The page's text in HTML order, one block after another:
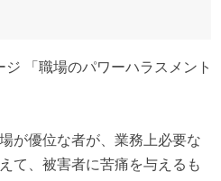
「職場のパワーハラスメント
が優位な者が、業務上必要な
て、被害者に苦痛を与えるも